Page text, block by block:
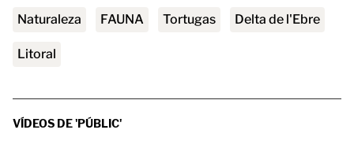
naturaleza FAUNA tortugas Delta de l'Ebre
litoral
VÍDEOS DE 'PÚBLIC'